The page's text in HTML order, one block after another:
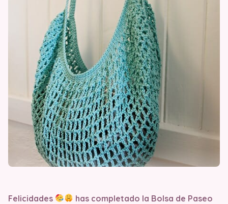
Felicidades
has completado la Bolsa de Paseo